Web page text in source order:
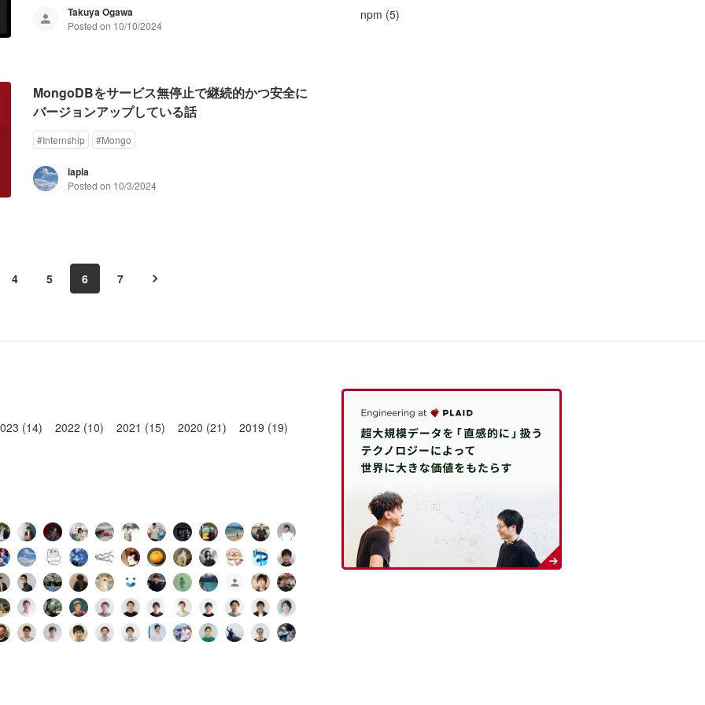
Takuya Ogawa
Posted on 10/10/2024
MongoDBをサービス無停止で継続的かつ安全に
バージョンアップしている話
#Internship #Mongo
lapla
Posted on 10/3/2024
4 5 6 7
npm (5)
(14) 2022 (10) 2021 (15) 2020 (21) 2019 (19)